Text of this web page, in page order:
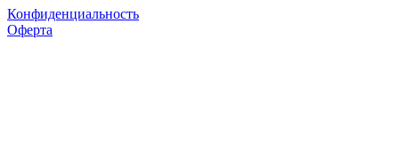
Конфиденциальность
Оферта